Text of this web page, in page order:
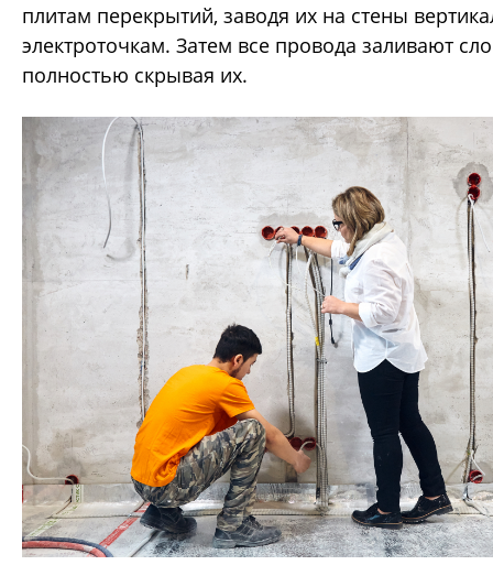
плитам перекрытий, заводя их на стены
электроточкам. Затем все провода заливают
полностью скрывая их.